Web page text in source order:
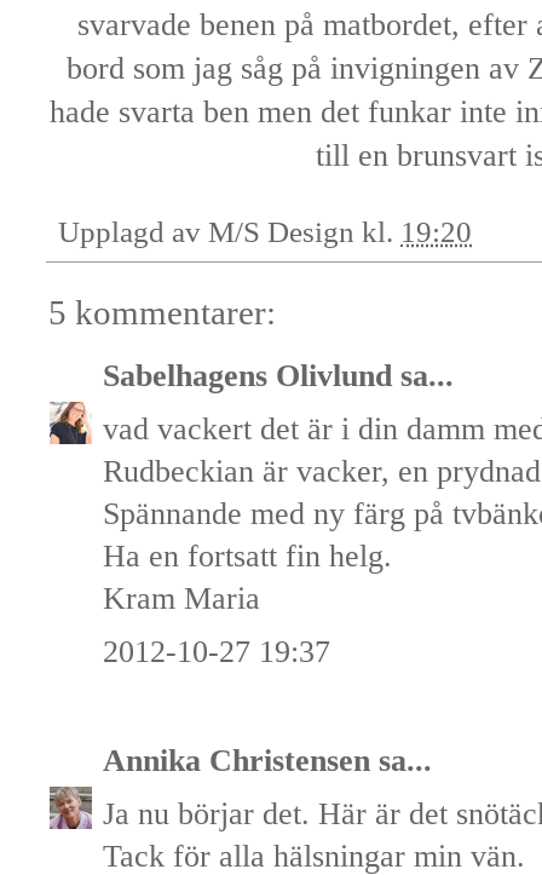
svarvade benen på matbordet,
bord som jag såg på invigningen av
hade svarta ben men det funkar inte
till en brunsvart
Upplagd av M/S Design kl. 19:20
5 kommentarer:
Sabelhagens Olivlund sa...
vad vackert det är i din damm
Rudbeckian är vacker, en
Spännande med ny färg på
Ha en fortsatt fin helg.
Kram Maria
2012-10-27 19:37
Annika Christensen sa...
Ja nu börjar det. Här är det
Tack för alla hälsningar min vän.